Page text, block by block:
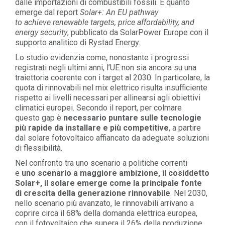
dalle importazioni di combustibili fossili. È quanto
emerge dal report Solar+: An EU pathway
to achieve renewable targets, price affordability, and
energy security, pubblicato da SolarPower Europe con il
supporto analitico di Rystad Energy.
Lo studio evidenzia come, nonostante i progressi
registrati negli ultimi anni, l’UE non sia ancora su una
traiettoria coerente con i target al 2030. In particolare, la
quota di rinnovabili nel mix elettrico risulta insufficiente
rispetto ai livelli necessari per allinearsi agli obiettivi
climatici europei. Secondo il report, per colmare
questo gap è necessario puntare sulle tecnologie
più rapide da installare e più competitive, a partire
dal solare fotovoltaico affiancato da adeguate soluzioni
di flessibilità.
Nel confronto tra uno scenario a politiche correnti
e uno scenario a maggiore ambizione, il cosiddetto
Solar+, il solare emerge come la principale fonte
di crescita della generazione rinnovabile. Nel 2030,
nello scenario più avanzato, le rinnovabili arrivano a
coprire circa il 68% della domanda elettrica europea,